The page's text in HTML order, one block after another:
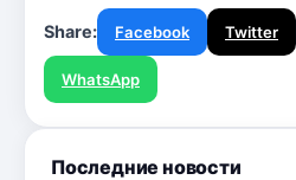
Share: Facebook Twitter
WhatsApp
Последние новости